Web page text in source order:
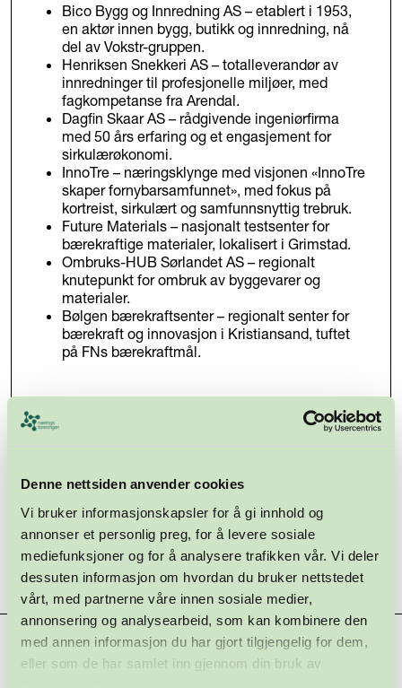
Denne nettsiden anvender cookies
Vi bruker informasjonskapsler for å gi innhold og
annonser et personlig preg, for å levere sosiale
mediefunksjoner og for å analysere trafikken vår. Vi deler
dessuten informasjon om hvordan du bruker nettstedet
vårt, med partnerne våre innen sosiale medier,
annonsering og analysearbeid, som kan kombinere den
med annen informasjon du har gjort tilgjengelig for dem,
eller som de har samlet inn gjennom din bruk av
Bico Bygg og Innredning AS – etablert i 1953,
en aktør innen bygg, butikk og innredning, nå
del av Vokstr-gruppen.
Henriksen Snekkeri AS – totalleverandør av
innredninger til profesjonelle miljøer, med
fagkompetanse fra Arendal.
Dagfin Skaar AS – rådgivende ingeniørfirma
med 50 års erfaring og et engasjement for
sirkulærøkonomi.
InnoTre – næringsklynge med visjonen «InnoTre
skaper fornybarsamfunnet», med fokus på
kortreist, sirkulært og samfunnsnyttig trebruk.
Future Materials – nasjonalt testsenter for
bærekraftige materialer, lokalisert i Grimstad.
Ombruks-HUB Sørlandet AS – regionalt
knutepunkt for ombruk av byggevarer og
materialer.
Bølgen bærekraftsenter – regionalt senter for
bærekraft og innovasjon i Kristiansand, tuftet
på FNs bærekraftmål.
Hovedsamarbeidspartnere